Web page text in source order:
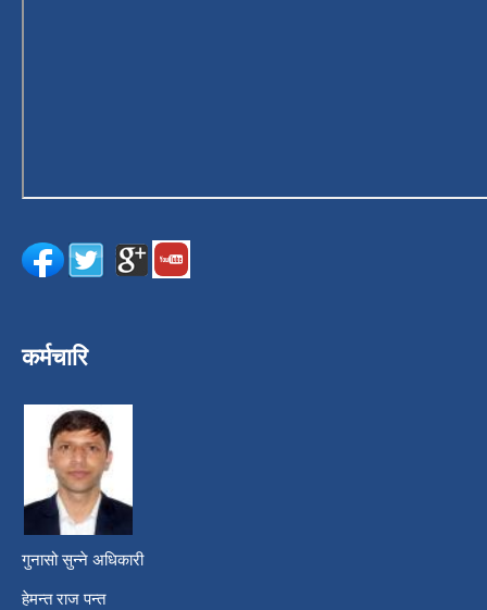
कर्मचारि
गुनासो सुन्ने अधिकारी
हेमन्त राज पन्त